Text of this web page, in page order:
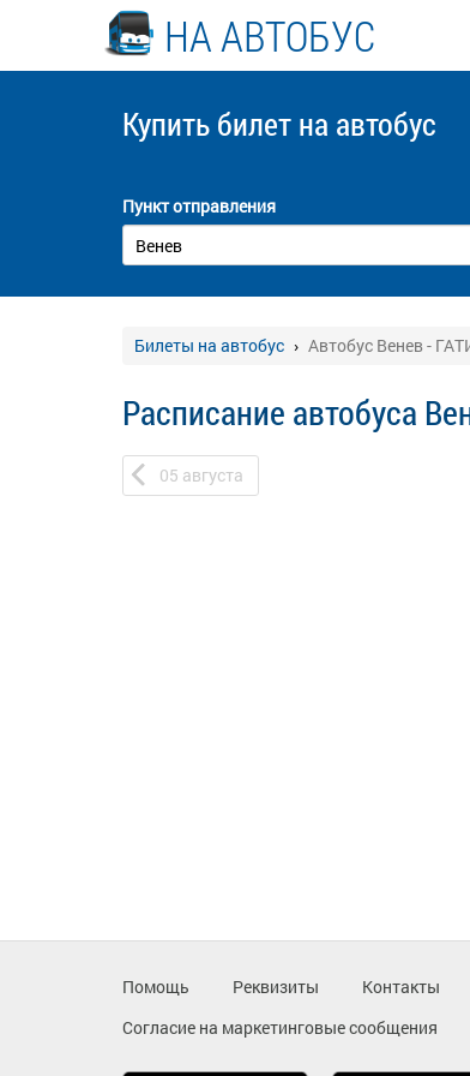
НА АВТОБУС
Купить билет на автобус
Пункт отправления
Билеты на автобус Автобус Венев -
Расписание автобуса
05 августа
Помощь Реквизиты Контакты
Согласие на маркетинговые сообщения